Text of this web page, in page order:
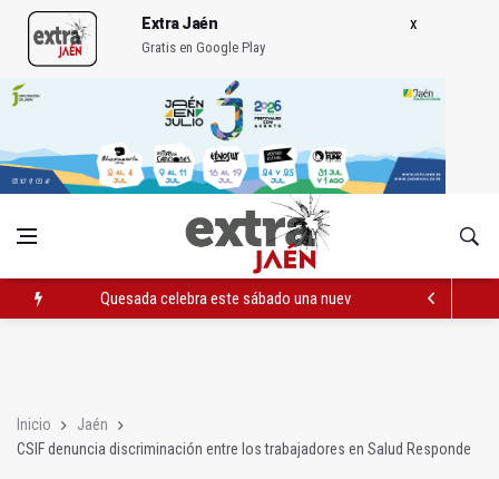
Extra Jaén
Gratis en Google Play
Quesada celebra este sábado una nueva jornada de Orgullo
Inicio
Jaén
CSIF denuncia discriminación entre los trabajadores en Salud Responde